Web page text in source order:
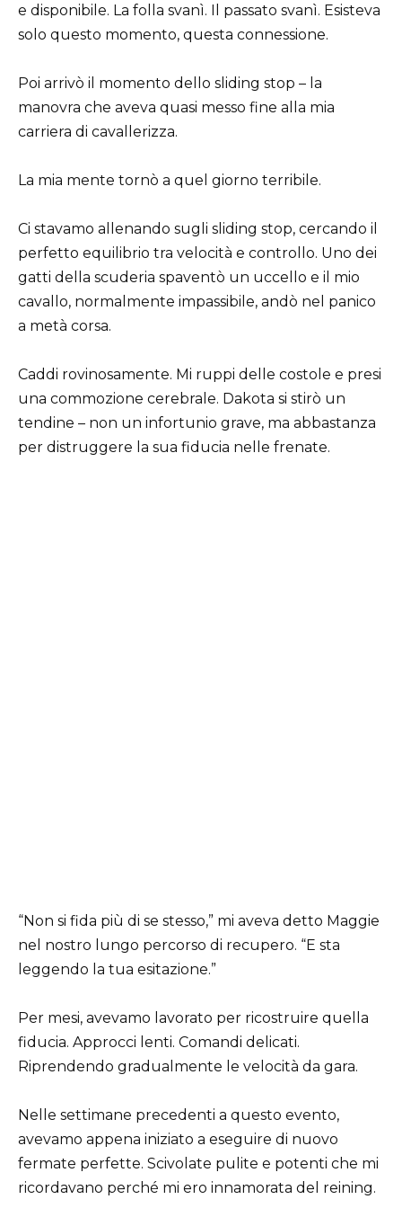
e disponibile. La folla svanì. Il passato svanì. Esisteva
solo questo momento, questa connessione.
Poi arrivò il momento dello sliding stop – la
manovra che aveva quasi messo fine alla mia
carriera di cavallerizza.
La mia mente tornò a quel giorno terribile.
Ci stavamo allenando sugli sliding stop, cercando il
perfetto equilibrio tra velocità e controllo. Uno dei
gatti della scuderia spaventò un uccello e il mio
cavallo, normalmente impassibile, andò nel panico
a metà corsa.
Caddi rovinosamente. Mi ruppi delle costole e presi
una commozione cerebrale. Dakota si stirò un
tendine – non un infortunio grave, ma abbastanza
per distruggere la sua fiducia nelle frenate.
“Non si fida più di se stesso,” mi aveva detto Maggie
nel nostro lungo percorso di recupero. “E sta
leggendo la tua esitazione.”
Per mesi, avevamo lavorato per ricostruire quella
fiducia. Approcci lenti. Comandi delicati.
Riprendendo gradualmente le velocità da gara.
Nelle settimane precedenti a questo evento,
avevamo appena iniziato a eseguire di nuovo
fermate perfette. Scivolate pulite e potenti che mi
ricordavano perché mi ero innamorata del reining.